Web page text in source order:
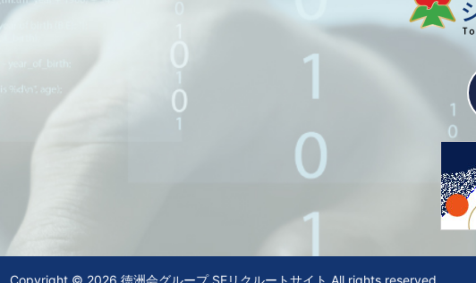
Copyright © 2026 徳洲会グループ SEリクルートサイト All rights reserved.